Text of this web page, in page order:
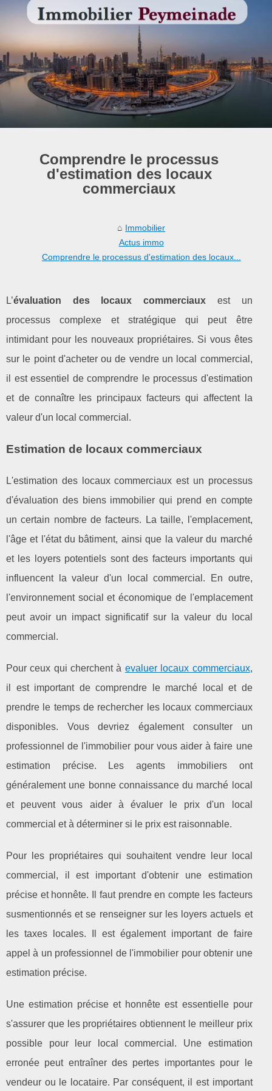
Comprendre le processus
d'estimation des locaux
commerciaux
Immobilier
Actus immo
Comprendre le processus d'estimation des locaux...
L’évaluation des locaux commerciaux est un
processus complexe et stratégique qui peut être
intimidant pour les nouveaux propriétaires. Si vous êtes
sur le point d'acheter ou de vendre un local commercial,
il est essentiel de comprendre le processus d'estimation
et de connaître les principaux facteurs qui affectent la
valeur d'un local commercial.
Estimation de locaux commerciaux
L'estimation des locaux commerciaux est un processus
d'évaluation des biens immobilier qui prend en compte
un certain nombre de facteurs. La taille, l'emplacement,
l'âge et l'état du bâtiment, ainsi que la valeur du marché
et les loyers potentiels sont des facteurs importants qui
influencent la valeur d'un local commercial. En outre,
l'environnement social et économique de l'emplacement
peut avoir un impact significatif sur la valeur du local
commercial.
Pour ceux qui cherchent à evaluer locaux commerciaux,
il est important de comprendre le marché local et de
prendre le temps de rechercher les locaux commerciaux
disponibles. Vous devriez également consulter un
professionnel de l'immobilier pour vous aider à faire une
estimation précise. Les agents immobiliers ont
généralement une bonne connaissance du marché local
et peuvent vous aider à évaluer le prix d'un local
commercial et à déterminer si le prix est raisonnable.
Pour les propriétaires qui souhaitent vendre leur local
commercial, il est important d'obtenir une estimation
précise et honnête. Il faut prendre en compte les facteurs
susmentionnés et se renseigner sur les loyers actuels et
les taxes locales. Il est également important de faire
appel à un professionnel de l'immobilier pour obtenir une
estimation précise.
Une estimation précise et honnête est essentielle pour
s'assurer que les propriétaires obtiennent le meilleur prix
possible pour leur local commercial. Une estimation
erronée peut entraîner des pertes importantes pour le
vendeur ou le locataire. Par conséquent, il est important